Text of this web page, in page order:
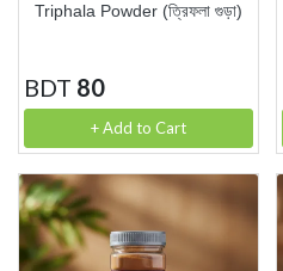
Triphala Powder (ত্রিফলা গুড়া)
BDT 80
+ Add to Cart